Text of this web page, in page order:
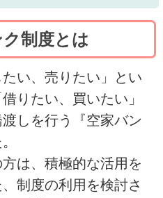
制度とは
い、売りたい」とい
りたい、買いたい」
しを行う『空家バン
は、積極的な活用を
制度の利用を検討さ